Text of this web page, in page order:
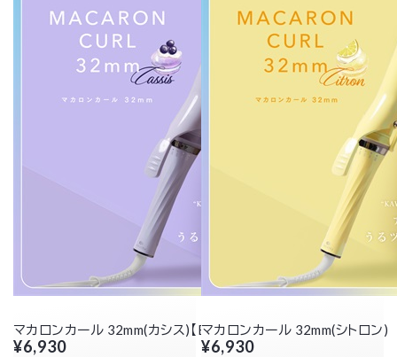
マカロンカール 32mm(カシス)【EC限定カラー】
¥6,930
マカロンカール 32mm(シトロン)
¥6,930